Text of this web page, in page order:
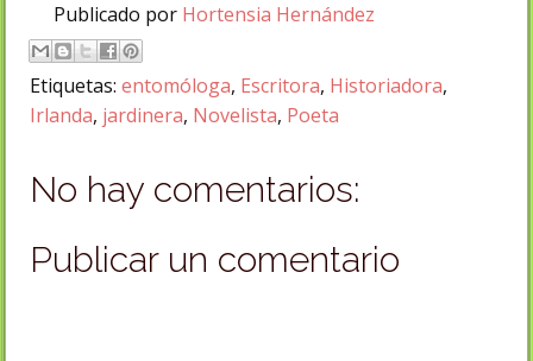
Publicado por Hortensia Hernández
Etiquetas: entomóloga, Escritora, Historiadora,
Irlanda, jardinera, Novelista, Poeta
No hay comentarios:
Publicar un comentario